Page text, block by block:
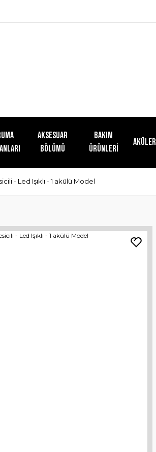
AKSESUAR
BÖLÜMÜ
Bakım
Ürünleri
Aküler
- Led Işıklı - 1 akülü Model